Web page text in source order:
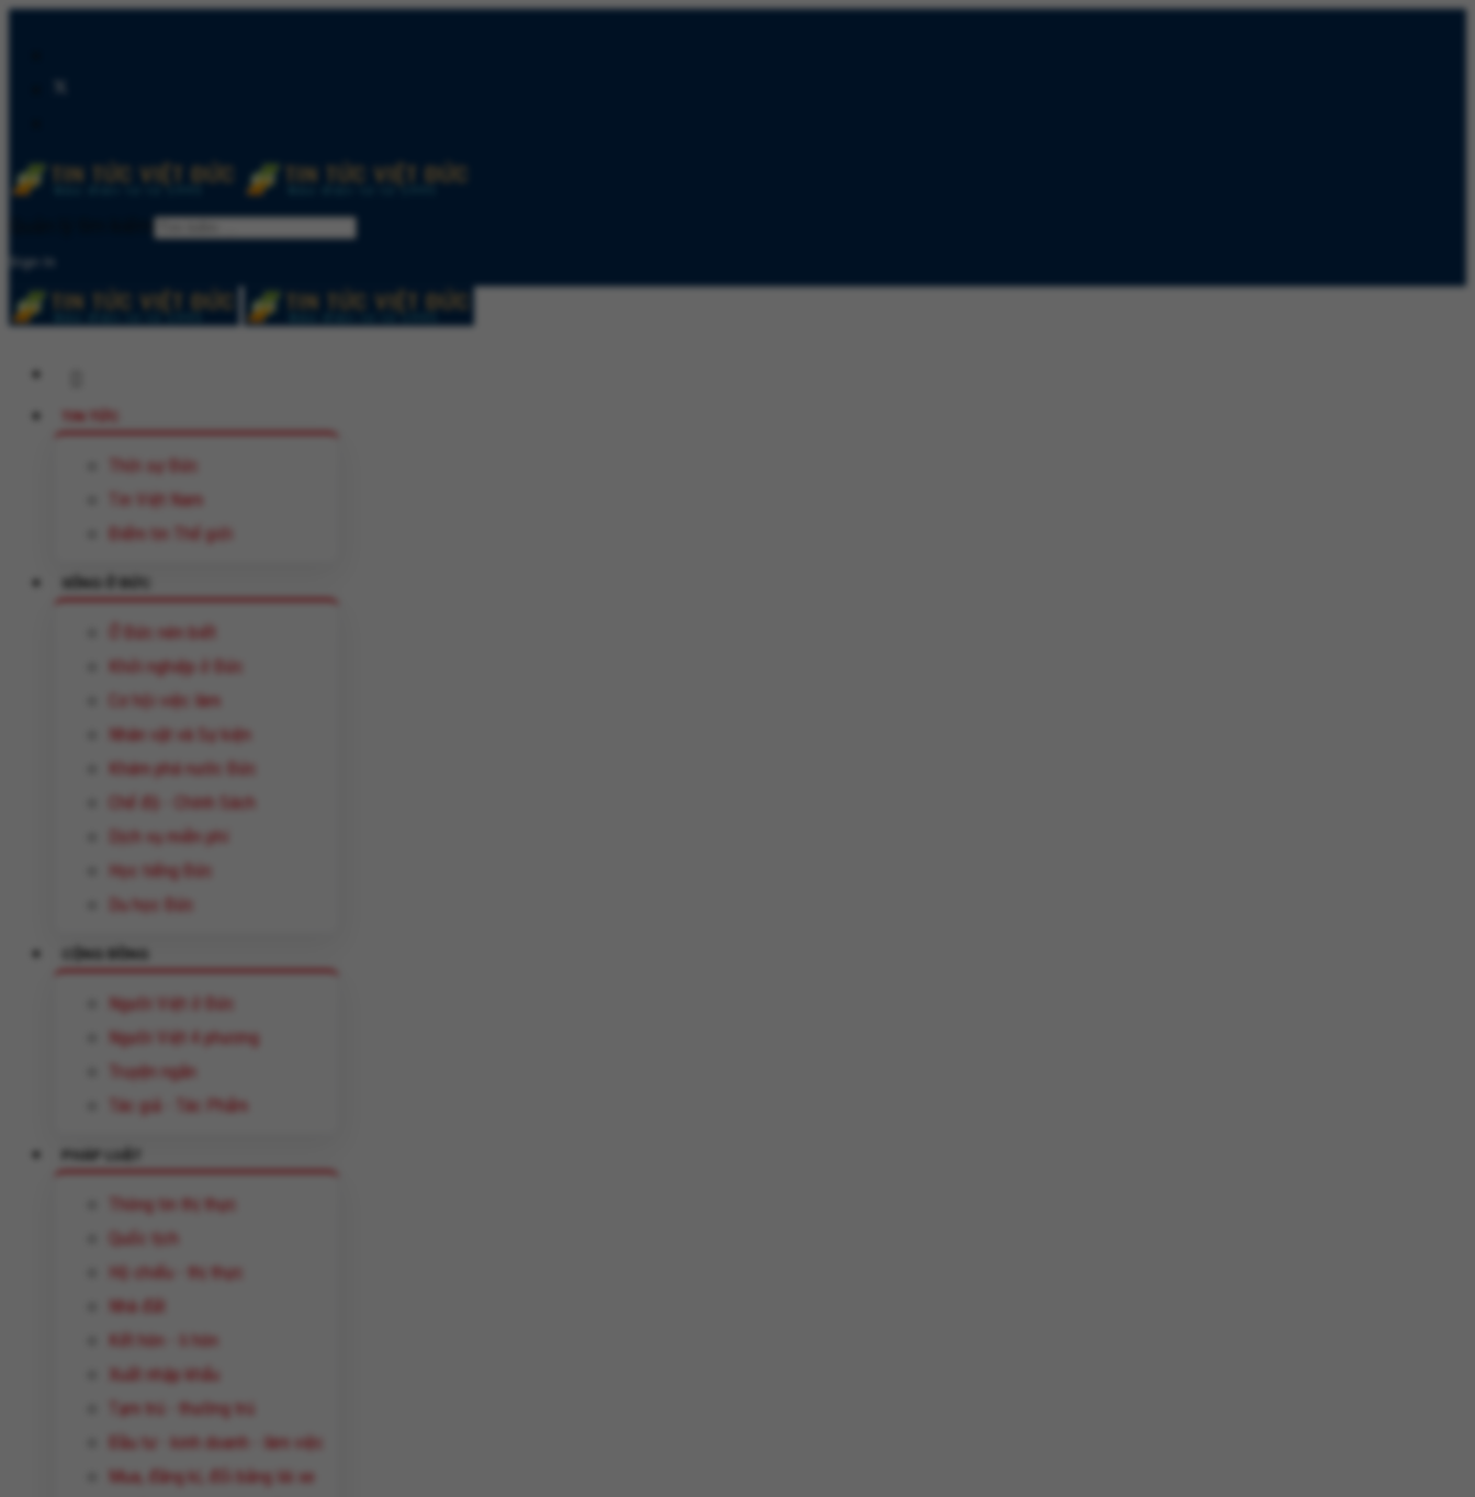
Sign In
TIN TỨC
Thời sự Đức
Tin Việt Nam
Điểm tin Thế giới
SỐNG Ở ĐỨC
Ở Đức nên biết
Khởi nghiệp ở Đức
Cơ hội việc làm
Nhân vật và Sự kiện
Khám phá nước Đức
Chế độ - Chính Sách
Dịch vụ miễn phí
Học tiếng Đức
Du học Đức
CỘNG ĐỒNG
Người Việt ở Đức
Người Việt 4 phương
Truyện ngắn
Tác giả - Tác Phẩm
Thông tin thị thực
Quốc tịch
Hộ chiếu - thị thực
Nhà đất
Kết hôn - li hôn
Xuất nhập khẩu
Tạm trú - thường trú
Đầu tư - kinh doanh - làm việc
Mua, đăng kí, đổi bằng lái xe